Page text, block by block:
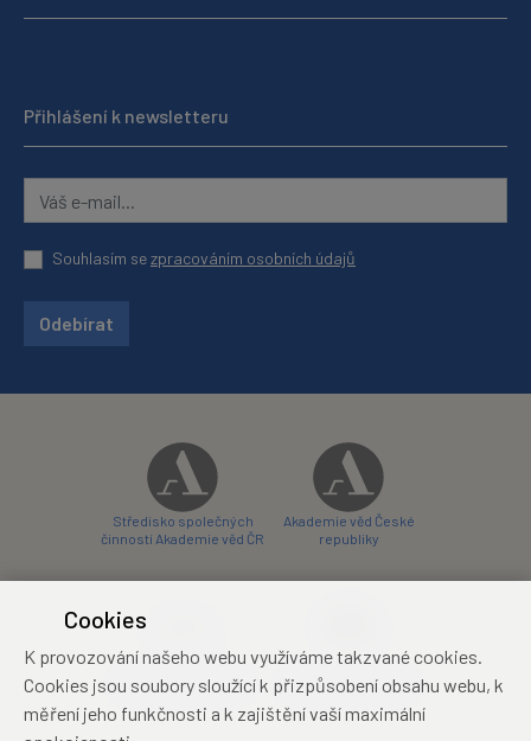
Přihlášení k newsletteru
Souhlasím sezpracováním osobních údajů
Odebírat
Středisko společných
činností Akademie věd ČR
Akademie věd České
republiky
konferenční centrum
Zámecký hotel Třešť
konferenční centrum
Cookies
K provozování našeho webu využíváme takzvané cookies.
Cookies jsou soubory sloužící k přizpůsobení obsahu webu, k
měření jeho funkčnosti a k zajištění vaší maximální